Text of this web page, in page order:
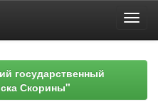
государственный
Скорины"